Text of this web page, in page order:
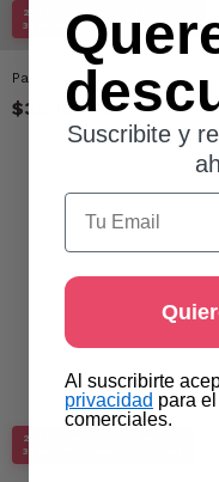
2X1 EN TODA LA TIENDA
30% OFF LLEVANDO 1 UNIDAD
Pantalon friza basico nene
$33.400,00
2X1 EN TODA LA TIENDA
30% OFF LLEVANDO 1 UNIDAD
Suscribite y
Email
​Al suscribirte
privacidad​ para
comerciales.